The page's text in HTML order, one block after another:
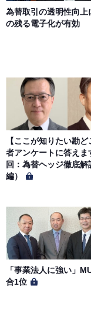
当社は、会員の
「プライバシー
為替取引の透明性向上
の残る電子化が有効
【ここが知りたい勘
者アンケートに答えま
回：為替ヘッジ徹底解
編）
「事業法人に強い」
合1位